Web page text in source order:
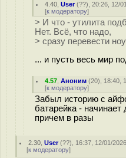
4.40 ,User(??), 20:26, 12/
[к модератору]
> И что - утилита
Нет. Всё, что надо,
> сразу перевести
... и пусть весь мир
4.57 ,Аноним (20), 18:40,
[к модератору]
Забыл историю с
батарейка - начинает
причем в разы
2.30 ,User(??), 16:37, 12/01/
[к модератору]